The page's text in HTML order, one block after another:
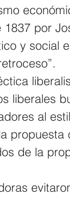
por
y social
liberales
al
de la